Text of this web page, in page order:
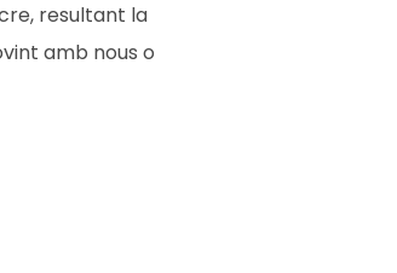
resultant la
amb nous o